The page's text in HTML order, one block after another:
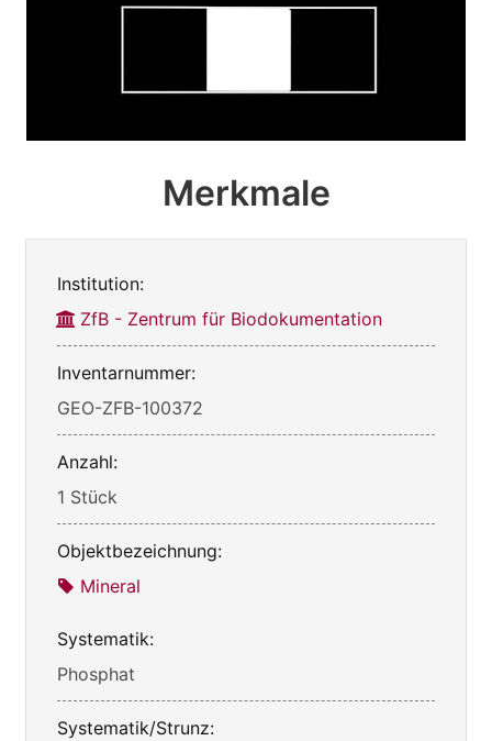
Merkmale
Institution:
ZfB - Zentrum für Biodokumentation
Inventarnummer:
GEO-ZFB-100372
Anzahl:
1 Stück
Objektbezeichnung:
Mineral
Systematik:
Phosphat
Systematik/Strunz: